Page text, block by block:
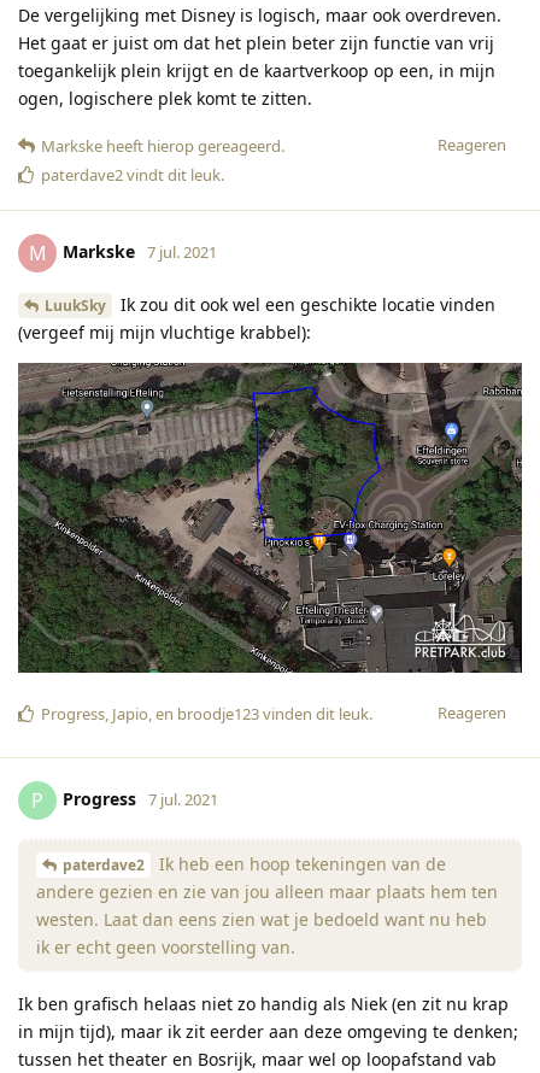
De vergelijking met Disney is logisch, maar ook overdreven.
Het gaat er juist om dat het plein beter zijn functie van vrij
toegankelijk plein krijgt en de kaartverkoop op een, in mijn
ogen, logischere plek komt te zitten.
Reageren
Markske heeft hierop gereageerd.
paterdave2vindt dit leuk.
M Markske 7 jul. 2021
LuukSky
Ik zou dit ook wel een geschikte locatie vinden
(vergeef mij mijn vluchtige krabbel):
Reageren
Progress, Japio, en broodje123vinden dit leuk.
P Progress 7 jul. 2021
paterdave2
Ik heb een hoop tekeningen van de
andere gezien en zie van jou alleen maar plaats hem ten
westen. Laat dan eens zien wat je bedoeld want nu heb
ik er echt geen voorstelling van.
Ik ben grafisch helaas niet zo handig als Niek (en zit nu krap
in mijn tijd), maar ik zit eerder aan deze omgeving te denken;
tussen het theater en Bosrijk, maar wel op loopafstand vab